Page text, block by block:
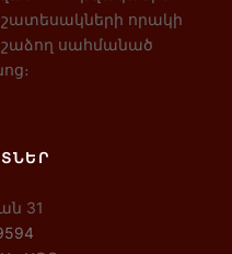
որակի
սահմանած
31